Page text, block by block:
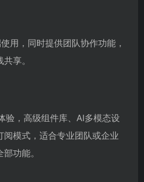
用，同时提供团队协作功能，
享。
验，高级组件库、AI多模态设
模式，适合专业团队或企业
功能。